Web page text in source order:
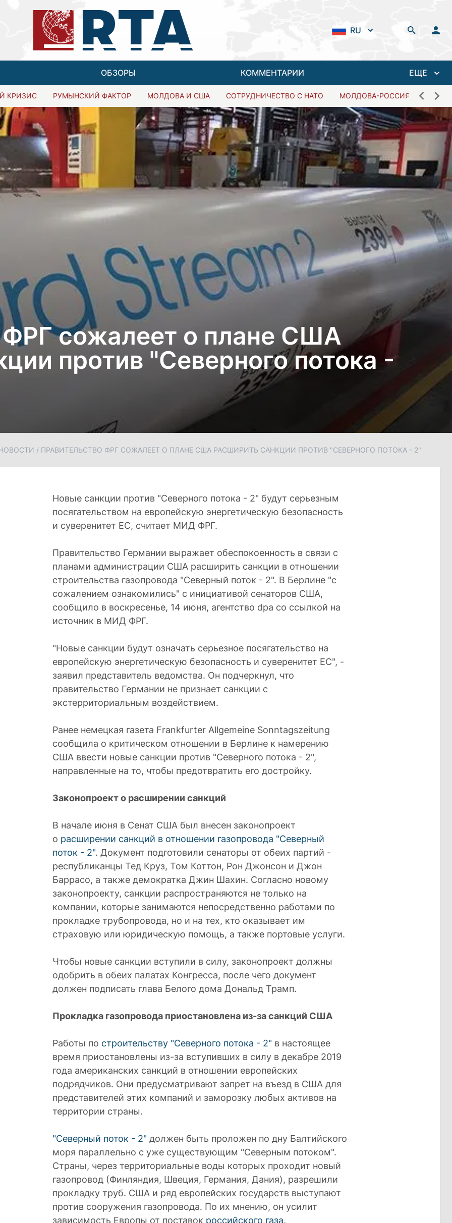
RU
ОБЗОРЫ КОММЕНТАРИИ ЕЩЕ
КРИЗИС РУМЫНСКИЙ ФАКТОР МОЛДОВА И США СОТРУДНИЧЕСТВО С НАТО МОЛДОВА-РОССИЯ
ФРГ сожалеет о плане США
против "Северного потока -
/ ПРАВИТЕЛЬСТВО ФРГ СОЖАЛЕЕТ О ПЛАНЕ США РАСШИРИТЬ САНКЦИИ ПРОТИВ "СЕВЕРНОГО ПОТОКА - 2"
Новые санкции против "Северного потока - 2" будут серьезным
посягательством на европейскую энергетическую безопасность
и суверенитет ЕС, считает МИД ФРГ.
Правительство Германии выражает обеспокоенность в связи с
планами администрации США расширить санкции в отношении
строительства газопровода "Северный поток - 2". В Берлине "с
сожалением ознакомились" с инициативой сенаторов США,
сообщило в воскресенье, 14 июня, агентство dpa со ссылкой на
источник в МИД ФРГ.
"Новые санкции будут означать серьезное посягательство на
европейскую энергетическую безопасность и суверенитет ЕС", -
заявил представитель ведомства. Он подчеркнул, что
правительство Германии не признает санкции с
экстерриториальным воздействием.
Ранее немецкая газета Frankfurter Allgemeine Sonntagszeitung
сообщила о критическом отношении в Берлине к намерению
США ввести новые санкции против "Северного потока - 2",
направленные на то, чтобы предотвратить его достройку.
Законопроект о расширении санкций
В начале июня в Сенат США был внесен законопроект
о расширении санкций в отношении газопровода "Северный
поток - 2". Документ подготовили сенаторы от обеих партий -
республиканцы Тед Круз, Том Коттон, Рон Джонсон и Джон
Баррасо, а также демократка Джин Шахин. Согласно новому
законопроекту, санкции распространяются не только на
компании, которые занимаются непосредственно работами по
прокладке трубопровода, но и на тех, кто оказывает им
страховую или юридическую помощь, а также портовые услуги.
Чтобы новые санкции вступили в силу, законопроект должны
одобрить в обеих палатах Конгресса, после чего документ
должен подписать глава Белого дома Дональд Трамп.
Прокладка газопровода приостановлена из-за санкций США
Работы по строительству "Северного потока - 2" в настоящее
время приостановлены из-за вступивших в силу в декабре 2019
года американских санкций в отношении европейских
подрядчиков. Они предусматривают запрет на въезд в США для
представителей этих компаний и заморозку любых активов на
территории страны.
"Северный поток - 2" должен быть проложен по дну Балтийского
моря параллельно с уже существующим "Северным потоком".
Страны, через территориальные воды которых проходит новый
газопровод (Финляндия, Швеция, Германия, Дания), разрешили
прокладку труб. США и ряд европейских государств выступают
против сооружения газопровода. По их мнению, он усилит
зависимость Европы от поставок российского газа.